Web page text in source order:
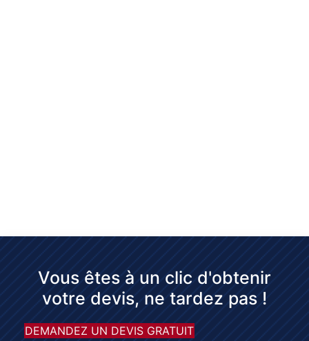
Vous êtes à un clic d'obtenir
votre devis, ne tardez pas !
DEMANDEZ UN DEVIS GRATUIT